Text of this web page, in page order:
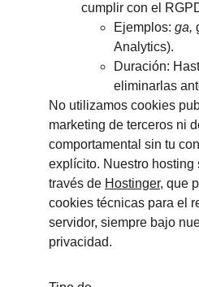
cumplir con el
Ejemplos: ga,
Analytics).
Duración:
eliminarlas
No utilizamos cookies
marketing de terceros ni
comportamental sin tu
explícito. Nuestro hosting
través de Hostinger, que
cookies técnicas para el
servidor, siempre bajo
privacidad.